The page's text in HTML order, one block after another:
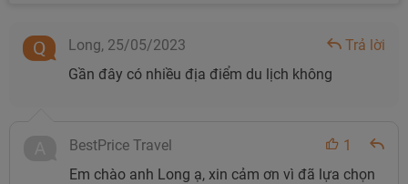
Thành… là lựa chọn ưu tiên dành cho bạn đặc biệt với
chuyến đi có người lớn tuổi, với hệ thống matxa ngay trên
khách. Với một điểm tuyệt vời nữa nhà xe luôn “đón đúng
nơi trả đúng chỗ ”mà hành khách không phải mất thêm
Long, 25/05/2023
Trả lời
Gần đây có nhiều địa điểm du lịch không
BestPrice Travel
1
Em chào anh Long ạ, xin cảm ơn vì đã lựa chọn